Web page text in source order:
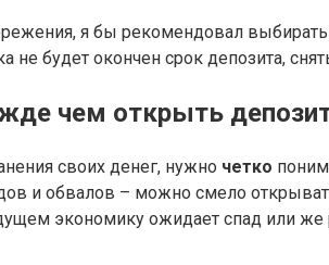
я бы рекомендовал
не будет окончен срок депозита,
чем открыть
своих денег, нужно четко
и обвалов – можно смело
экономику ожидает спад или